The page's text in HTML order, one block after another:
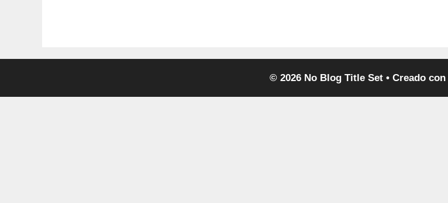
© 2026 No Blog Title Set• Creado con